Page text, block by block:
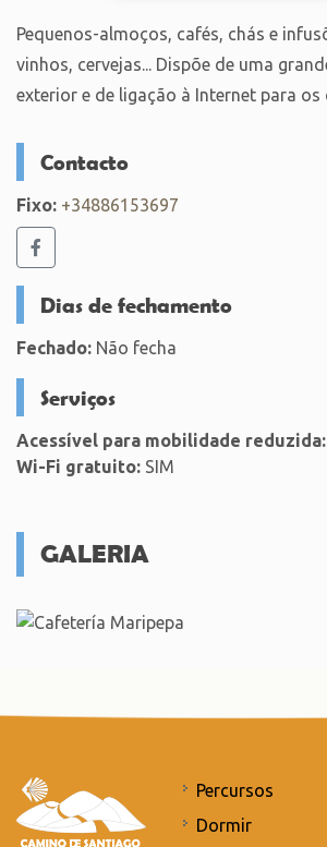
Pequenos-almoços, cafés, chás e
vinhos, cervejas... Dispõe de uma
exterior e de ligação à Internet para os
Contacto
Fixo: +34886153697
Dias de fechamento
Fechado: Não fecha
Serviços
Acessível para mobilidade reduzida:
Wi-Fi gratuito: SIM
GALERIA
Percursos
Dormir